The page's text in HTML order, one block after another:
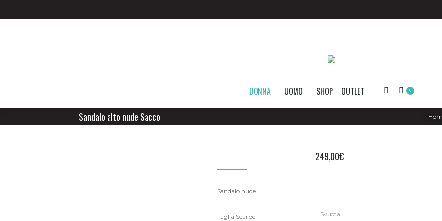
DONNA UOMO SHOP OUTLET Search: 0
Sandalo alto nude Sacco You
249,00€
Sandalo nude
Taglia Scarpe Svuota